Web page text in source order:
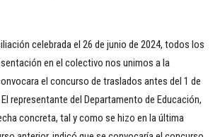
celebrada el 26 de junio de 2024, todos los
en el colectivo nos unimos a la
el concurso de traslados antes del 1 de
representante del Departamento de Educación,
concreta, tal y como se hizo en la última